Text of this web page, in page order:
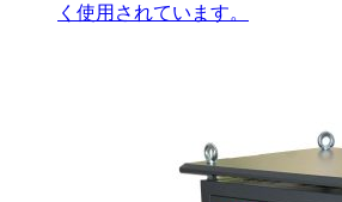
く使用されています。